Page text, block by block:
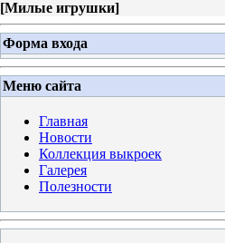
[Милые игрушки]
Форма входа
Меню сайта
Главная
Новости
Коллекция выкроек
Галерея
Полезности